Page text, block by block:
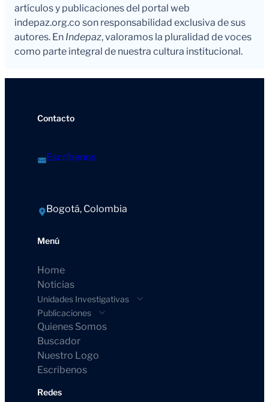
artículos y publicaciones del portal web
indepaz.org.co son responsabilidad exclusiva de sus
autores. En Indepaz, valoramos la pluralidad de voces
como parte integral de nuestra cultura institucional.
Contacto
Escríbenos
Bogotá, Colombia
Menú
Home
Noticias
Unidades Investigativas
Publicaciones
Quienes Somos
Buscador
Nuestro Logo
Escribenos
Redes